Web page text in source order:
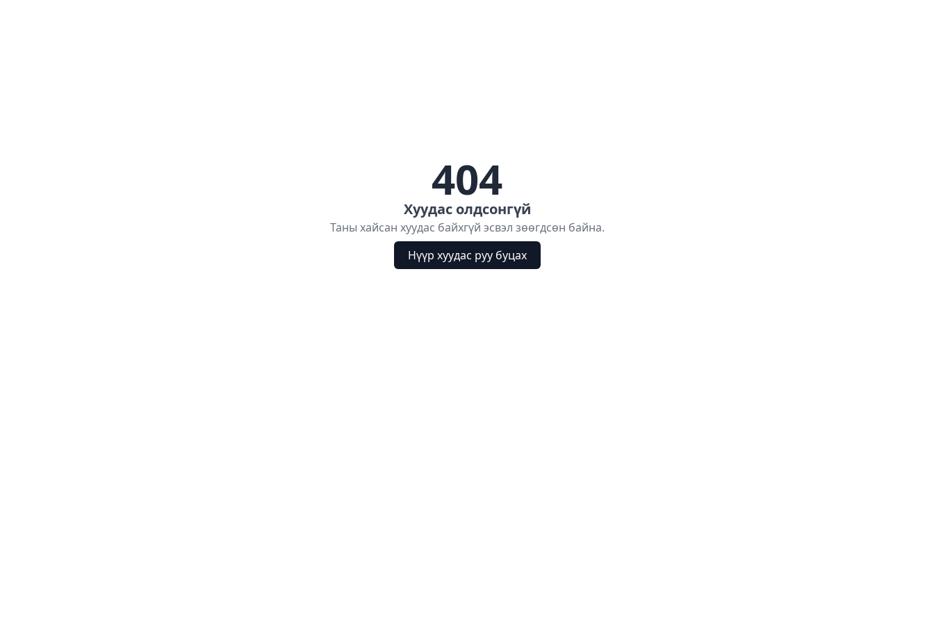
404
Хуудас олдсонгүй
Таны хайсан хуудас байхгүй эсвэл зөөгдсөн байна.
Нүүр хуудас руу буцах